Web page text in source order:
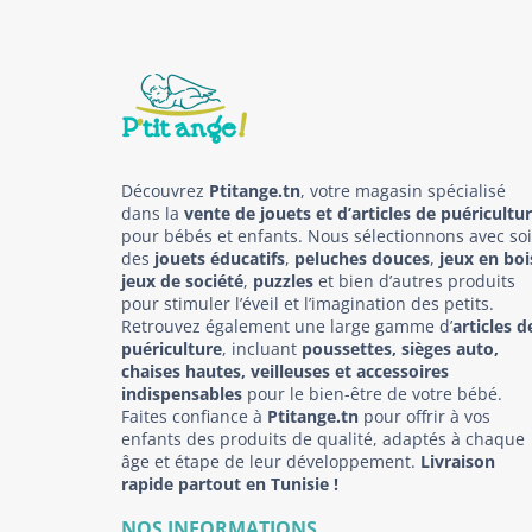
Découvrez Ptitange.tn, votre magasin spécialisé
dans la vente de jouets et d’articles de
pour bébés et enfants. Nous sélectionnons avec
des jouets éducatifs, peluches douces, jeux en
jeux de société, puzzles et bien d’autres produits
pour stimuler l’éveil et l’imagination des petits.
Retrouvez également une large gamme d’articles
puériculture, incluant poussettes, sièges auto,
chaises hautes, veilleuses et accessoires
indispensables pour le bien-être de votre bébé.
Faites confiance à Ptitange.tn pour offrir à vos
enfants des produits de qualité, adaptés à chaque
âge et étape de leur développement. Livraison
rapide partout en Tunisie !